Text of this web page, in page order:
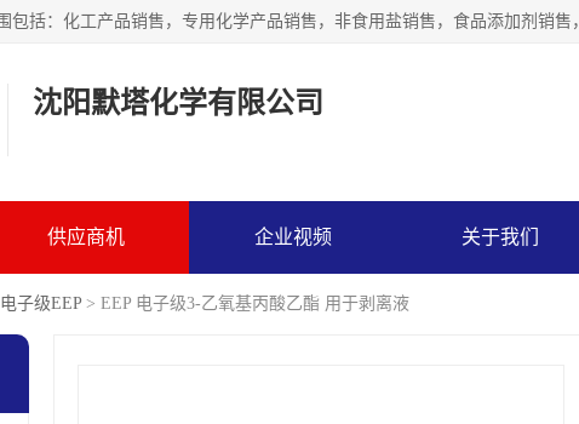
沈阳默塔化学有限公司
供应商机 企业视频 关于我们
电子级EEP > EEP 电子级3-乙氧基丙酸乙酯 用于剥离液